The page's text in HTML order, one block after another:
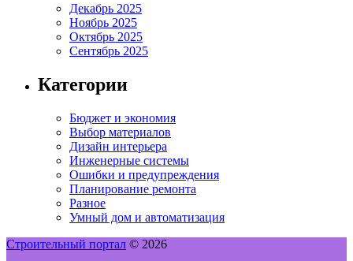
Декабрь 2025
Ноябрь 2025
Октябрь 2025
Сентябрь 2025
Категории
Бюджет и экономия
Выбор материалов
Дизайн интерьера
Инженерные системы
Ошибки и предупреждения
Планирование ремонта
Разное
Умный дом и автоматизация
Строительный портал © 2026